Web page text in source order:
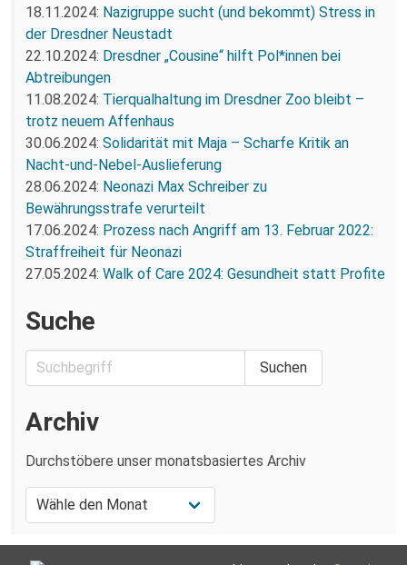
18.11.2024: Nazigruppe sucht (und bekommt) Stress in
der Dresdner Neustadt
22.10.2024: Dresdner „Cousine“ hilft Pol*innen bei
Abtreibungen
11.08.2024: Tierqualhaltung im Dresdner Zoo bleibt –
trotz neuem Affenhaus
30.06.2024: Solidarität mit Maja – Scharfe Kritik an
Nacht-und-Nebel-Auslieferung
28.06.2024: Neonazi Max Schreiber zu
Bewährungsstrafe verurteilt
17.06.2024: Prozess nach Angriff am 13. Februar 2022:
Straffreiheit für Neonazi
27.05.2024: Walk of Care 2024: Gesundheit statt Profite
Suche
Archiv
Durchstöbere unser monatsbasiertes Archiv